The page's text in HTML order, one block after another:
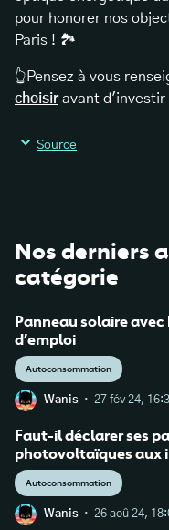
pour honorer nos
Paris ! 🏞️
👆Pensez à vous
choisiravant d'investir
Source
Nos derniers
catégorie
Panneau solaire
d’emploi
Autoconsommation
Wanis · 27 fév 24,
Faut-il déclarer ses
photovoltaïques aux
Autoconsommation
Wanis · 26 aoû 24,